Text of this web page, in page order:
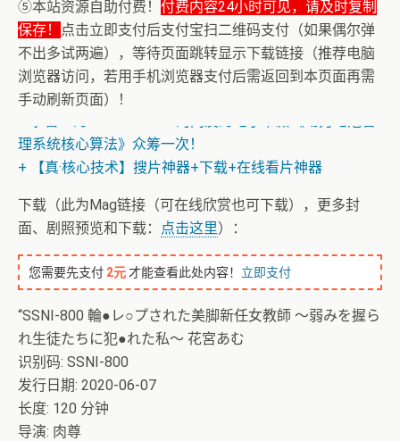
⑤本站资源自助付费！ 付费内容24小时可见，请及时复制
保存！
点击立即支付后支付宝扫二维码支付（如果偶尔弹
不出多试两遍），等待页面跳转显示下载链接（推荐电脑
浏览器访问，若用手机浏览器支付后需返回到本页面再需
手动刷新页面）！
+ 13位up主齐聚B站跳极乐净土，谁的最有灵魂
理系统核心算法》众筹一次！
+ 【真·核心技术】搜片神器+下载+在线看片神器
下载（此为Mag链接（可在线欣赏也可下载），更多封
面、剧照预览和下载：
点击这里）：
您需要先支付 2元 才能查看此处内容！ 立即支付
“SSNI-800 輪●レ○プされた美脚新任女教師 ～弱みを握ら
れ生徒たちに犯●れた私～ 花宮あむ
识别码: SSNI-800
发行日期: 2020-06-07
长度: 120 分钟
导演: 肉尊